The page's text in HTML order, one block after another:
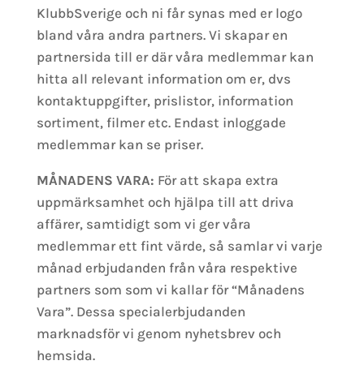
KlubbSverige och ni får synas med er logo
bland våra andra partners. Vi skapar en
partnersida till er där våra medlemmar kan
hitta all relevant information om er, dvs
kontaktuppgifter, prislistor, information
sortiment, filmer etc. Endast inloggade
medlemmar kan se priser.
MÅNADENS VARA: För att skapa extra
uppmärksamhet och hjälpa till att driva
affärer, samtidigt som vi ger våra
medlemmar ett fint värde, så samlar vi varje
månad erbjudanden från våra respektive
partners som som vi kallar för “Månadens
Vara”. Dessa specialerbjudanden
marknadsför vi genom nyhetsbrev och
hemsida.